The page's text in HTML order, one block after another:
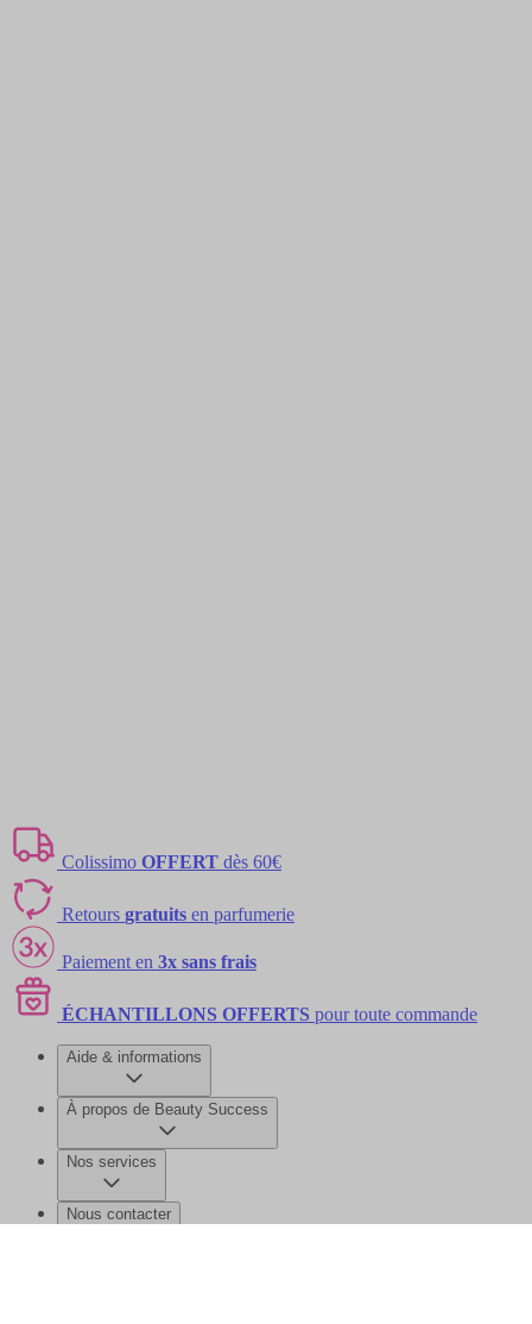
Colissimo OFFERT dès 60€
Retours gratuits en parfumerie
Paiement en 3x sans frais
ÉCHANTILLONS OFFERTS pour toute commande
Aide & informations
À propos de Beauty Success
Nos services
Nous contacter